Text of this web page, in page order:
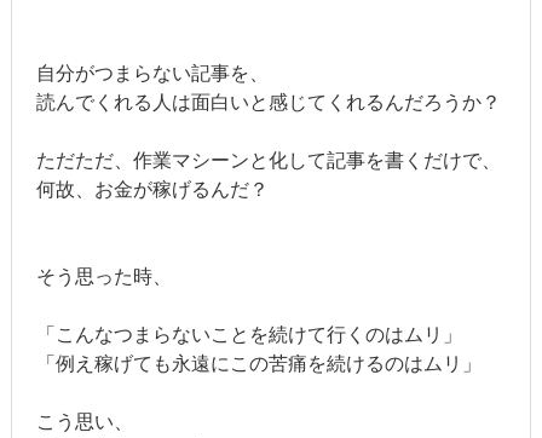
自分がつまらない記事を、
読んでくれる人は面白いと感じてくれるんだろうか？
ただただ、作業マシーンと化して記事を書くだけで、
何故、お金が稼げるんだ？
そう思った時、
「こんなつまらないことを続けて行くのはムリ」
「例え稼げても永遠にこの苦痛を続けるのはムリ」
こう思い、